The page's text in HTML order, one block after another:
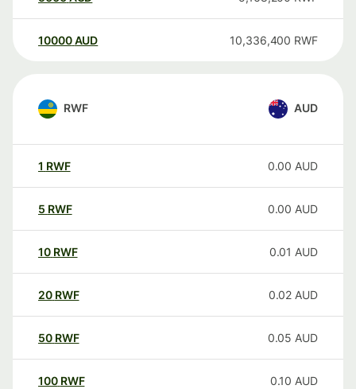
10000 AUD 10,336,400 RWF
RWF AUD
1 RWF 0.00 AUD
5 RWF 0.00 AUD
10 RWF 0.01 AUD
20 RWF 0.02 AUD
50 RWF 0.05 AUD
100 RWF 0.10 AUD